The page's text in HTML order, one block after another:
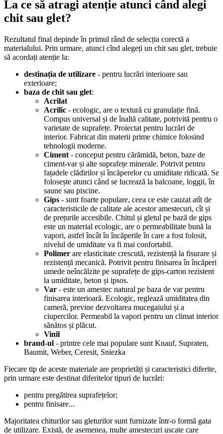
La ce să atragi atenție atunci când alegi
chit sau glet?
Rezultatul final depinde în primul rând de selecția corectă a
materialului. Prin urmare, atunci cînd alegeți un chit sau glet, trebuie
să acordați atenție la:
destinația de utilizare - pentru lucrări interioare sau
exterioare;
baza de chit sau glet:
Acrilat
Acrilic - ecologic, are o textură cu granulație fină.
Compus universal și de înaltă calitate, potrivită pentru o
varietate de suprafețe. Proiectat pentru lucrări de
interior. Fabricat din materii prime chimice folosind
tehnologii moderne.
Ciment - conceput pentru cărămidă, beton, baze de
ciment-var și alte suprafețe minerale. Potrivit pentru
fațadele clădirilor și încăperelor cu umiditate ridicată. Se
folosește atunci când se lucrează la balcoane, loggii, în
saune sau piscine.
Gips - sunt foarte populare, ceea ce este cauzat atît de
caracteristicile de calitate ale acestor amestecuri, cît și
de prețurile accesibile. Chitul și gletul pe bază de gips
este un material ecologic, are o permeabilitate bună la
vapori, astfel încât în încăperile în care a fost folosit,
nivelul de umiditate va fi mai confortabil.
Polimer are elasticitate crescută, rezistență la fisurare și
rezistență mecanică. Potrivit pentru finisarea în încăperi
umede neîncălzite pe suprafețe de gips-carton rezistent
la umiditate, beton și ipsos.
Var - este un amestec natural pe baza de var pentru
finisarea interioară. Ecologic, reglează umiditatea din
cameră, previne dezvoltarea mucegaiului și a
ciupercilor. Permeabil la vapori pentru un climat interior
sănătos și plăcut.
Vinil
brand-ul - printre cele mai populare sunt Knauf, Supraten,
Baumit, Weber, Ceresit, Sniezka
Fiecare tip de aceste materiale are proprietăți și caracteristici diferite,
prin urmare este destinat diferitelor tipuri de lucrări:
pentru pregătirea suprafețelor;
pentru finisare...
Majoritatea chiturilor sau gleturilor sunt furnizate într-o formă gata
de utilizare. Există, de asemenea, multe amestecuri uscate care